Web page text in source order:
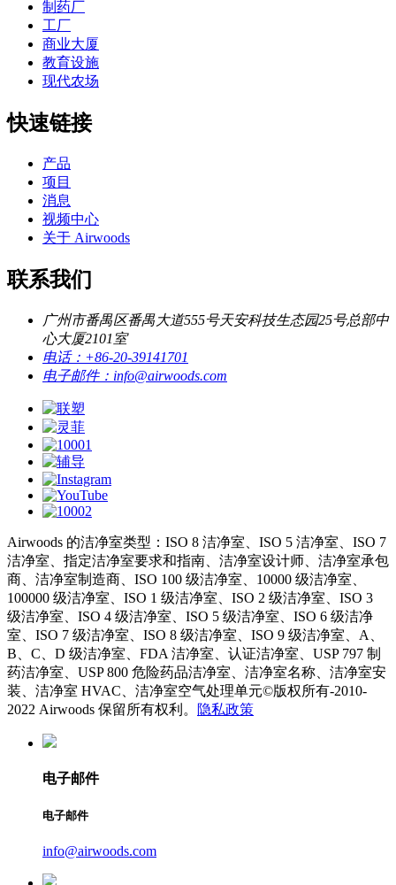
制药厂
工厂
商业大厦
教育设施
现代农场
快速链接
产品
项目
消息
视频中心
关于 Airwoods
联系我们
广州市番禺区番禺大道555号天安科技生态园25号总部中
心大厦2101室
电话： +86-20-39141701
电子邮件： info@airwoods.com
Airwoods 的洁净室类型：ISO 8 洁净室、ISO 5 洁净室、ISO 7
洁净室、指定洁净室要求和指南、洁净室设计师、洁净室承包
商、洁净室制造商、ISO 100 级洁净室、10000 级洁净室、
100000 级洁净室、ISO 1 级洁净室、ISO 2 级洁净室、ISO 3
级洁净室、ISO 4 级洁净室、ISO 5 级洁净室、ISO 6 级洁净
室、ISO 7 级洁净室、ISO 8 级洁净室、ISO 9 级洁净室、A、
B、C、D 级洁净室、FDA 洁净室、认证洁净室、USP 797 制
药洁净室、USP 800 危险药品洁净室、洁净室名称、洁净室安
装、洁净室 HVAC、洁净室空气处理单元©版权所有-2010-
2022 Airwoods 保留所有权利。
隐私政策
电子邮件
电子邮件
info@airwoods.com